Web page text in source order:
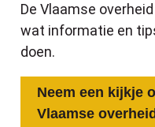
De Vlaamse
wat informatie en
doen.
Neem een kijkje
Vlaamse